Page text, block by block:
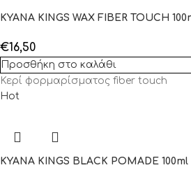
KYANA KINGS WAX FIBER TOUCH
€16,50
Προσθήκη στο καλάθι
Κερί φορμαρίσματος fiber touch
Hot
KYANA KINGS BLACK POMADE